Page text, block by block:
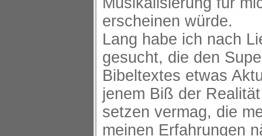
erscheinen würde.
Lang habe ich nach
gesucht, die den
Bibeltextes etwas
jenem Biß der
setzen vermag, die
meinen Erfahrungen